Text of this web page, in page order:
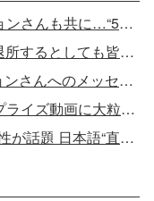
【写真】SHINee15周年、ジョンヒョンさんも共に…“5人ショット”でお祝い
SHINeeキー、SMと3度目再契約「退所するとしても皆一緒に」
【写真】SHINeeキー、故ジョンヒョンさんへのメッセージ公開
SHINee、日本デビュー10周年のサプライズ動画に大粒の涙
【写真】Nissy＆SHINeeキーの関係性が話題 日本語“直筆メッセージ”にも注目集まる